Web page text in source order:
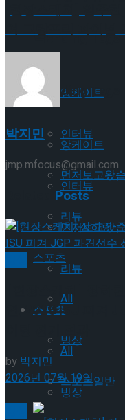
Trending Tags
앙케이트
인터뷰
먼저보고왔
리뷰
스포츠
All
빙상
스포츠일반
막!
Trending Tags
앙케이트
인터뷰
먼저보고왔
리뷰
스포츠
All
빙상
[현장스케치] 임주
어 그랑프리 파이널
박지민
jmp.mfocus@gmail.com
Posts
[현장스케치] 장하
연, 2026 ISU 피겨
by박지민
2026년 07월 19일